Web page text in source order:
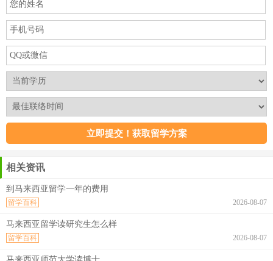
相关资讯
到马来西亚留学一年的费用
2026-08-07
留学百科
马来西亚留学读研究生怎么样
2026-08-07
留学百科